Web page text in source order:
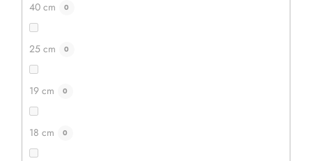
40 cm 0
25 cm 0
19 cm 0
18 cm 0
Aktion